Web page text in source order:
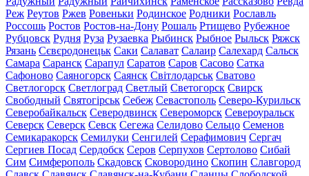
Реж Реутов Ржев Ровеньки Родинское Родники Рославль
Россошь Ростов Ростов-на-Дону Рошаль Ртищево Рубежное
Рубцовск Рудня Руза Рузаевка Рыбинск Рыбное Рыльск Ряжск
Рязань Сєвєродонецьк Саки Салават Салаир Салехард Сальск
Самара Саранск Сарапул Саратов Саров Сасово Сатка
Сафоново Саяногорск Саянск Світлодарськ Сватово
Светлогорск Светлоград Светлый Светогорск Свирск
Свободный Святогірськ Себеж Севастополь Северо-Курильск
Северобайкальск Северодвинск Североморск Североуральск
Северск Северск Севск Сегежа Селидово Сельцо Семенов
Семикаракорск Семилуки Сенгилей Серафимович Сергач
Сергиев Посад Сердобск Серов Серпухов Сертолово Сибай
Сим Симферополь Скадовск Сковородино Скопин Славгород